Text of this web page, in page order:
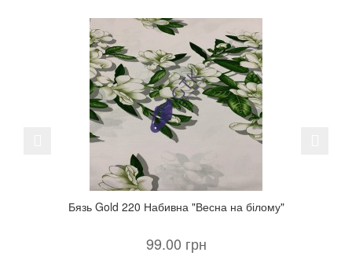
Бязь Gold 220 Набивна "Весна на білому"
99.00 грн
Previous